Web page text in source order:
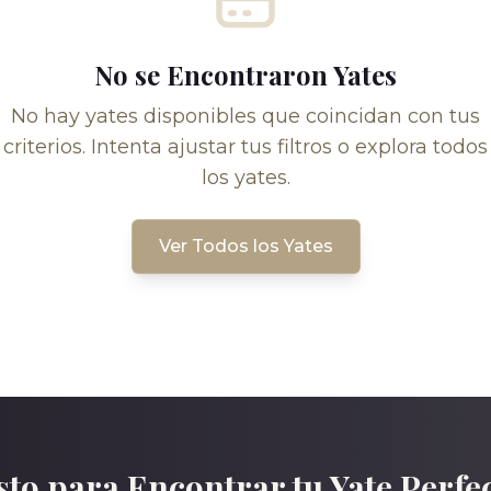
No se Encontraron Yates
No hay yates disponibles que coincidan con tus
criterios. Intenta ajustar tus filtros o explora todos
los yates.
Ver Todos los Yates